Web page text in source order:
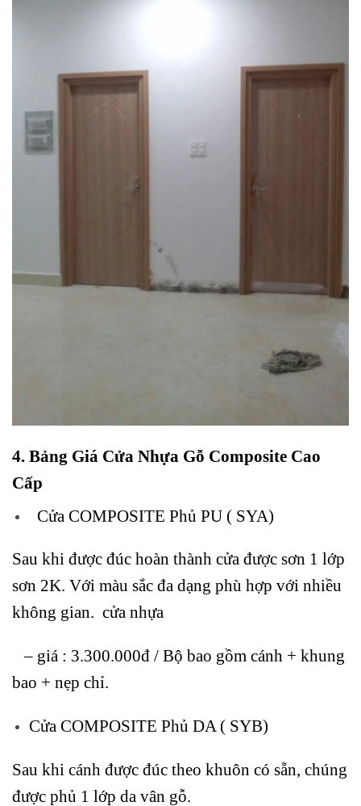
4. Bảng Giá Cửa Nhựa Gỗ Composite Cao
Cấp
Cửa COMPOSITE Phủ PU ( SYA)
Sau khi được đúc hoàn thành cửa được sơn 1 lớp
sơn 2K. Với màu sắc đa dạng phù hợp với nhiều
không gian. cửa nhựa
– giá : 3.300.000đ / Bộ bao gồm cánh + khung
bao + nẹp chỉ.
Cửa COMPOSITE Phủ DA ( SYB)
Sau khi cánh được đúc theo khuôn có sẵn, chúng
được phủ 1 lớp da vân gỗ.